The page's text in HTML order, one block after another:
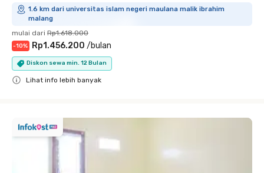
1.6 km dari universitas islam negeri maulana malik ibrahim
malang
mulai dari Rp1.618.000
-10% Rp1.456.200 /bulan
Diskon sewa min. 12 Bulan
Lihat info lebih banyak